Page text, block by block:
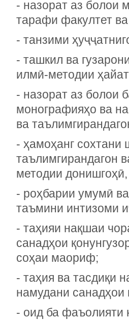
- назорат аз болои
тарафи факултет
- танзими
- ташкил ва
илмӣ-методии
- назорат аз болои
монографияҳо ва
ва
- ҳамоҳанг сохтани
таълимгирандагон
методии
- роҳбарии умумӣ
таъмини интизоми
- таҳияи нақшаи
санадҳои
соҳаи маориф;
- таҳия ва тасдиқи
намудани санадҳои
- оид ба фаъолияти